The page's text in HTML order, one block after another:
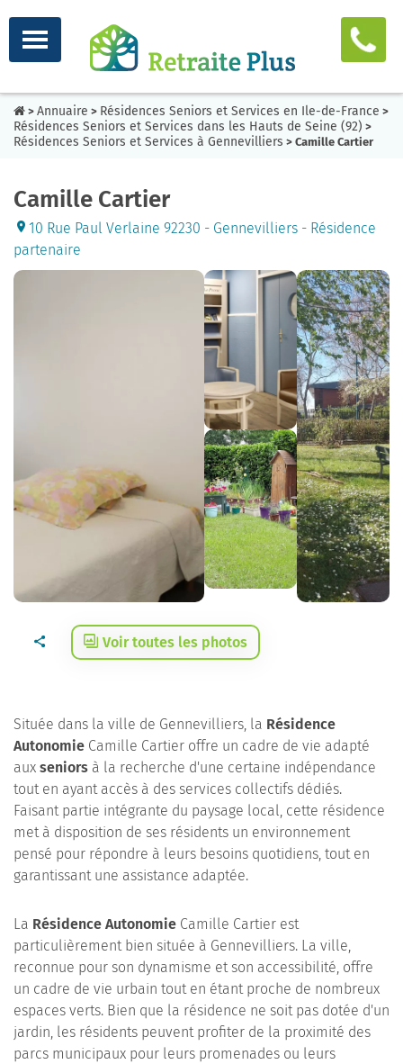
> Annuaire > Résidences Seniors et Services en Ile-de-France >
Résidences Seniors et Services dans les Hauts de Seine (92) >
Résidences Seniors et Services à Gennevilliers > Camille Cartier
Camille Cartier
10 Rue Paul Verlaine 92230 - Gennevilliers - Résidence
partenaire
Voir toutes les photos
Située dans la ville de Gennevilliers, la Résidence
Autonomie Camille Cartier offre un cadre de vie adapté
aux seniors à la recherche d'une certaine indépendance
tout en ayant accès à des services collectifs dédiés.
Faisant partie intégrante du paysage local, cette résidence
met à disposition de ses résidents un environnement
pensé pour répondre à leurs besoins quotidiens, tout en
garantissant une assistance adaptée.
La Résidence Autonomie Camille Cartier est
particulièrement bien située à Gennevilliers. La ville,
reconnue pour son dynamisme et son accessibilité, offre
un cadre de vie urbain tout en étant proche de nombreux
espaces verts. Bien que la résidence ne soit pas dotée d'un
jardin, les résidents peuvent profiter de la proximité des
parcs municipaux pour leurs promenades ou leurs